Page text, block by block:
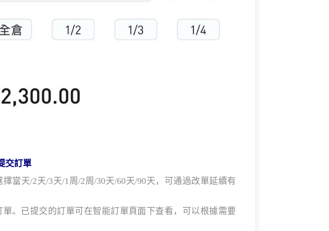
交訂單
當天/2天/3天/1周/2周/30天/60天/90天，可通過改單延續有
。已提交的訂單可在智能訂單頁面下查看，可以根據需要